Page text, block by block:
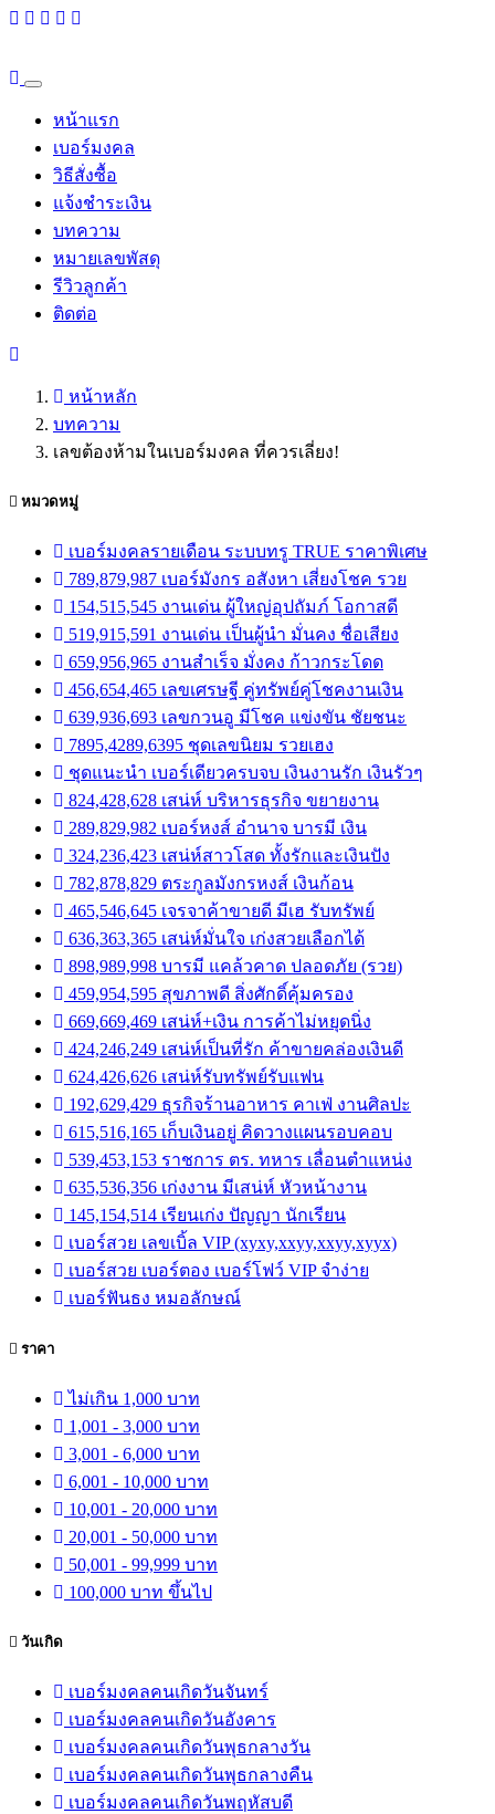
หน้าแรก
เบอร์มงคล
วิธีสั่งซื้อ
แจ้งชำระเงิน
บทความ
หมายเลขพัสดุ
รีวิวลูกค้า
ติดต่อ
หน้าหลัก
บทความ
เลขต้องห้ามในเบอร์มงคล ที่ควรเลี่ยง!
หมวดหมู่
เบอร์มงคลรายเดือน ระบบทรู TRUE ราคาพิเศษ
789,879,987 เบอร์มังกร อสังหา เสี่ยงโชค รวย
154,515,545 งานเด่น ผู้ใหญ่อุปถัมภ์ โอกาสดี
519,915,591 งานเด่น เป็นผู้นำ มั่นคง ชื่อเสียง
659,956,965 งานสำเร็จ มั่งคง ก้าวกระโดด
456,654,465 เลขเศรษฐี คู่ทรัพย์คู่โชคงานเงิน
639,936,693 เลขกวนอู มีโชค แข่งขัน ชัยชนะ
7895,4289,6395 ชุดเลขนิยม รวยเฮง
ชุดแนะนำ เบอร์เดียวครบจบ เงินงานรัก เงินรัวๆ
824,428,628 เสน่ห์ บริหารธุรกิจ ขยายงาน
289,829,982 เบอร์หงส์ อำนาจ บารมี เงิน
324,236,423 เสน่ห์สาวโสด ทั้งรักและเงินปัง
782,878,829 ตระกูลมังกรหงส์ เงินก้อน
465,546,645 เจรจาค้าขายดี มีเฮ รับทรัพย์
636,363,365 เสน่ห์มั่นใจ เก่งสวยเลือกได้
898,989,998 บารมี แคล้วคาด ปลอดภัย (รวย)
459,954,595 สุขภาพดี สิ่งศักดิ์คุ้มครอง
669,669,469 เสน่ห์+เงิน การค้าไม่หยุดนิ่ง
424,246,249 เสน่ห์เป็นที่รัก ค้าขายคล่องเงินดี
624,426,626 เสน่ห์รับทรัพย์รับแฟน
192,629,429 ธุรกิจร้านอาหาร คาเฟ่ งานศิลปะ
615,516,165 เก็บเงินอยู่ คิดวางแผนรอบคอบ
539,453,153 ราชการ ตร. ทหาร เลื่อนตำแหน่ง
635,536,356 เก่งงาน มีเสน่ห์ หัวหน้างาน
145,154,514 เรียนเก่ง ปัญญา นักเรียน
เบอร์สวย เลขเบิ้ล VIP (xyxy,xxyy,xxyy,xyyx)
เบอร์สวย เบอร์ตอง เบอร์โฟว์ VIP จำง่าย
เบอร์ฟันธง หมอลักษณ์
ราคา
ไม่เกิน 1,000 บาท
1,001 - 3,000 บาท
3,001 - 6,000 บาท
6,001 - 10,000 บาท
10,001 - 20,000 บาท
20,001 - 50,000 บาท
50,001 - 99,999 บาท
100,000 บาท ขึ้นไป
วันเกิด
เบอร์มงคลคนเกิดวันจันทร์
เบอร์มงคลคนเกิดวันอังคาร
เบอร์มงคลคนเกิดวันพุธกลางวัน
เบอร์มงคลคนเกิดวันพุธกลางคืน
เบอร์มงคลคนเกิดวันพฤหัสบดี